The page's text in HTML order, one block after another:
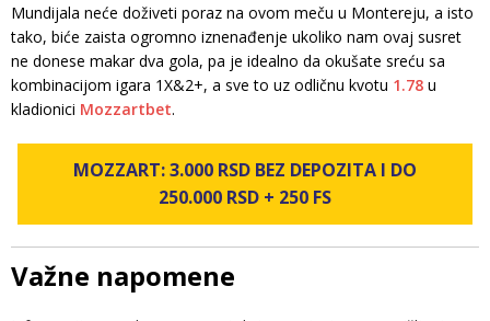
Mundijala neće doživeti poraz na ovom meču u Montereju, a isto
tako, biće zaista ogromno iznenađenje ukoliko nam ovaj susret
ne donese makar dva gola, pa je idealno da okušate sreću sa
kombinacijom igara 1X&2+, a sve to uz odličnu kvotu 1.78 u
kladionici Mozzartbet.
MOZZART: 3.000 RSD BEZ DEPOZITA I DO
250.000 RSD + 250 FS
Važne napomene